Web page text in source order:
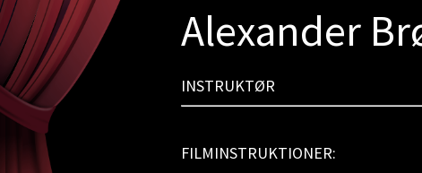
Alexander
INSTRUKTØR
FILMINSTRUKTIONER: